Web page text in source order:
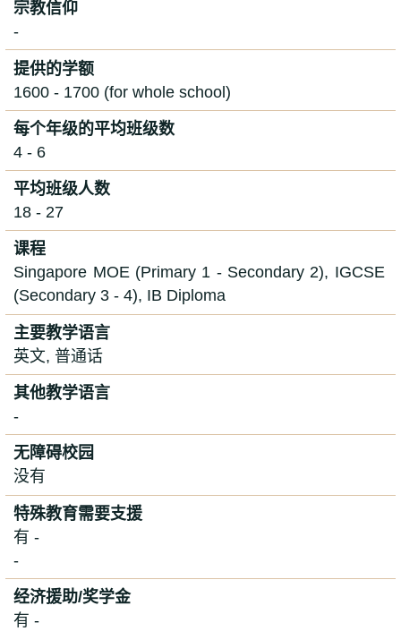
宗教信仰
-
提供的学额
1600 - 1700 (for whole school)
每个年级的平均班级数
4 - 6
平均班级人数
18 - 27
课程
Singapore MOE (Primary 1 - Secondary 2), IGCSE
(Secondary 3 - 4), IB Diploma
主要教学语言
英文, 普通话
其他教学语言
-
无障碍校园
没有
特殊教育需要支援
有 -
-
经济援助/奖学金
有 -